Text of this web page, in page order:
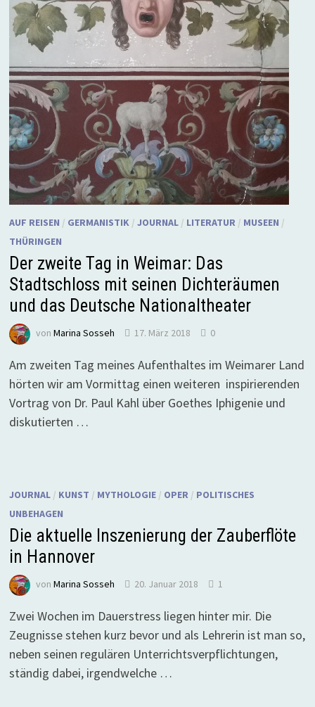
AUF REISEN / GERMANISTIK/ JOURNAL/ LITERATUR / MUSEEN /
THÜRINGEN
Der zweite Tag in Weimar: Das
Stadtschloss mit seinen Dichteräumen
und das Deutsche Nationaltheater
von Marina Sosseh 17. März 2018 0
Am zweiten Tag meines Aufenthaltes im Weimarer Land
hörten wir am Vormittag einen weiteren inspirierenden
Vortrag von Dr. Paul Kahl über Goethes Iphigenie und
diskutierten …
JOURNAL/ KUNST / MYTHOLOGIE/ OPER / POLITISCHES
UNBEHAGEN
Die aktuelle Inszenierung der Zauberflöte
in Hannover
von Marina Sosseh 20. Januar 2018 1
Zwei Wochen im Dauerstress liegen hinter mir. Die
Zeugnisse stehen kurz bevor und als Lehrerin ist man so,
neben seinen regulären Unterrichtsverpflichtungen,
ständig dabei, irgendwelche …